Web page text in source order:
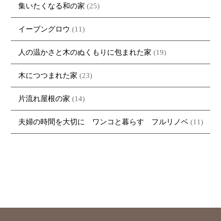
集いたくなる和の家 (25)
イーブングロウ (11)
人の温かさと木のぬくもりに包まれた家 (19)
木につつまれた家 (23)
片流れ屋根の家 (14)
夫婦の時間を大切に ワンコと暮らす フルリノベ (11)